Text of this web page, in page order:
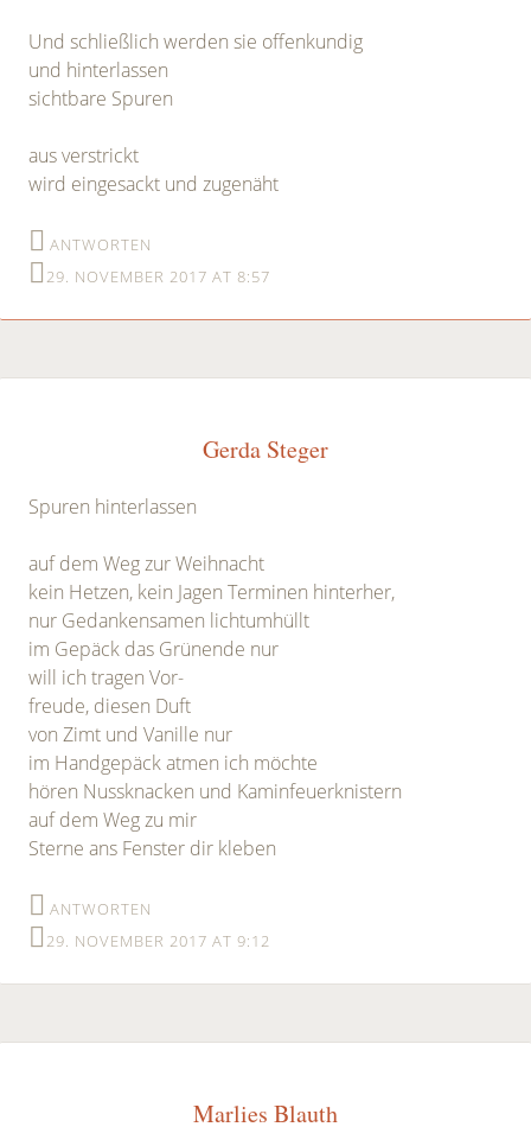
Und schließlich werden sie offenkundig
und hinterlassen
sichtbare Spuren
aus verstrickt
wird eingesackt und zugenäht
ANTWORTEN
29. NOVEMBER 2017 AT 8:57
Gerda Steger
Spuren hinterlassen
auf dem Weg zur Weihnacht
kein Hetzen, kein Jagen Terminen hinterher,
nur Gedankensamen lichtumhüllt
im Gepäck das Grünende nur
will ich tragen Vor-
freude, diesen Duft
von Zimt und Vanille nur
im Handgepäck atmen ich möchte
hören Nussknacken und Kaminfeuerknistern
auf dem Weg zu mir
Sterne ans Fenster dir kleben
ANTWORTEN
29. NOVEMBER 2017 AT 9:12
Marlies Blauth